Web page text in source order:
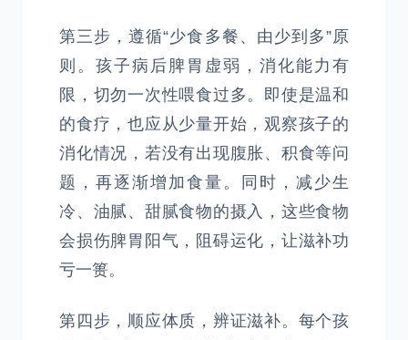
第三步，遵循“少食多餐、由少到多”原
则。孩子病后脾胃虚弱，消化能力有
限，切勿一次性喂食过多。即使是温和
的食疗，也应从少量开始，观察孩子的
消化情况，若没有出现腹胀、积食等问
题，再逐渐增加食量。同时，减少生
冷、油腻、甜腻食物的摄入，这些食物
会损伤脾胃阳气，阻碍运化，让滋补功
亏一篑。
第四步，顺应体质，辨证滋补。每个孩